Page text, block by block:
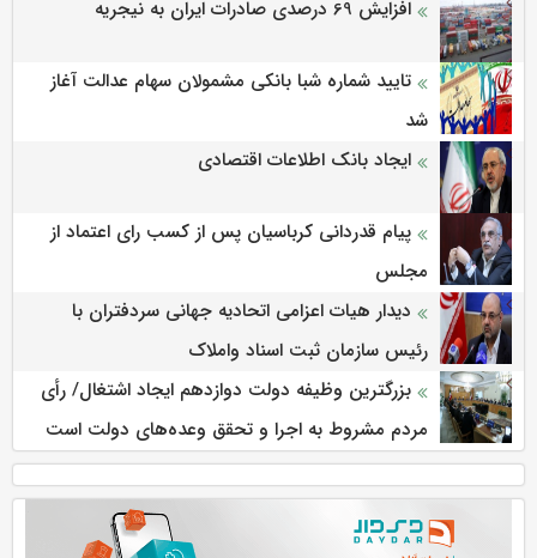
افزایش 69 درصدی صادرات ایران به نیجریه
تایید شماره شبا بانکی مشمولان سهام عدالت آغاز
شد
ایجاد بانک اطلاعات اقتصادی
پیام قدردانی کرباسیان پس از کسب رای اعتماد از
مجلس
دیدار هیات اعزامی اتحادیه جهانی سردفتران با
رئیس سازمان ثبت اسناد واملاک
بزرگترین وظیفه دولت دوازدهم ایجاد اشتغال/ رأی
مردم مشروط به اجرا و تحقق وعده‌های دولت است